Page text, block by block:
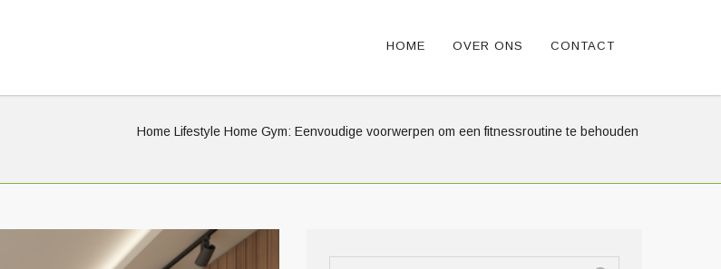
HOME OVER ONS CONTACT
Home Lifestyle Home Gym: Eenvoudige voorwerpen om een fitnessroutine te behouden